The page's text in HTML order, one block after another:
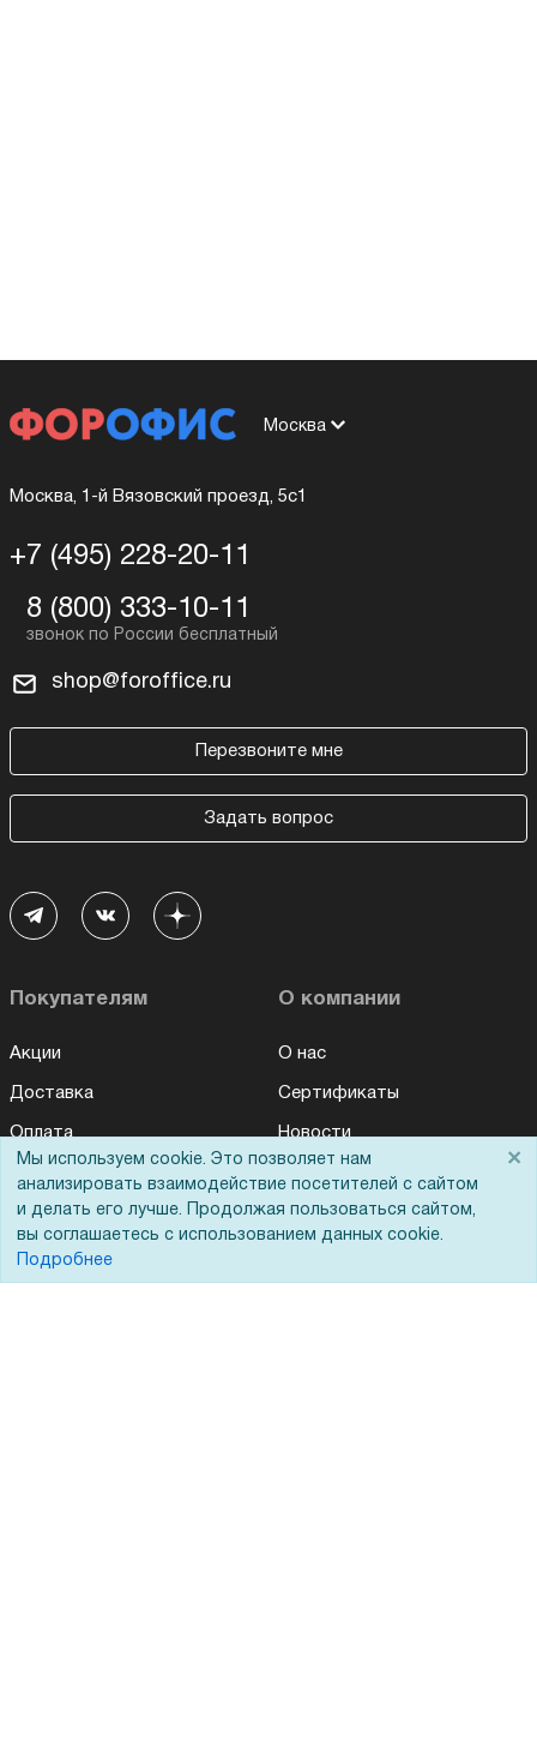
Москва
Москва, 1-й Вязовский проезд, 5с1
+7 (495) 228-20-11
8 (800) 333-10-11
shop@foroffice.ru
Перезвоните мне
Задать вопрос
Покупателям
Акции
Доставка
Оплата
Для дилеров
Лизинг
Кредитование
О компании
О нас
Сертификаты
Новости
Контакты
Мы используем cookie. Это позволяет нам
анализировать взаимодействие посетителей с сайтом
и делать его лучше. Продолжая пользоваться сайтом,
вы соглашаетесь с использованием данных cookie.
Подробнее
×